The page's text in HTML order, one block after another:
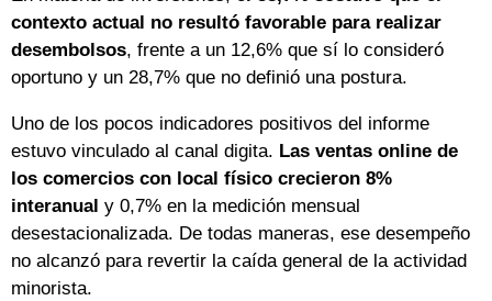
contexto actual no resultó favorable para realizar
desembolsos, frente a un 12,6% que sí lo consideró
oportuno y un 28,7% que no definió una postura.
Uno de los pocos indicadores positivos del informe
estuvo vinculado al canal digita. Las ventas online de
los comercios con local físico crecieron 8%
interanual y 0,7% en la medición mensual
desestacionalizada. De todas maneras, ese desempeño
no alcanzó para revertir la caída general de la actividad
minorista.